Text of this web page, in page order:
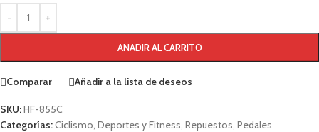
AÑADIR AL CARRITO
Comparar Añadir a la lista de deseos
SKU:HF-855C
Categorías:Ciclismo Deportes y Fitness Repuestos Pedales